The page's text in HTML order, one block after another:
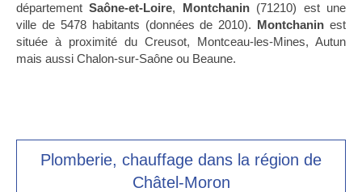
départementSaône-et-Loire, Montchanin(71210) est une
ville de 5478 habitants (données de 2010). Montchanin est
située à proximité du Creusot, Montceau-les-Mines, Autun
mais aussi Chalon-sur-Saône ou Beaune.
Plomberie, chauffage dans la région de
Châtel-Moron